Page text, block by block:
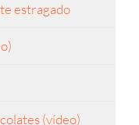
estragado
(vídeo)